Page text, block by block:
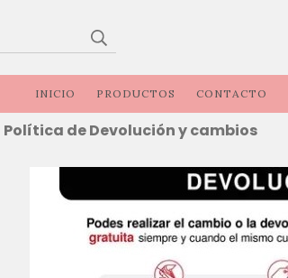
INICIO PRODUCTOS CONTACTO
Política de Devolución y cambios